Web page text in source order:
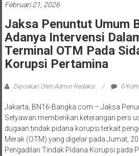
Februari 21, 2026
Jaksa Penuntut Umum
Adanya Intervensi
Terminal OTM Pada
Korupsi Pertamina
Diposkan Oleh:Admin Redaksi 0
Jakarta, BN16-Bangka.com – Jaksa
Setyawan memberikan keterangan pers
dugaan tindak pidana korupsi terkait
Merak (OTM) yang digelar pada Jumat,
Pengadilan Tindak Pidana Korupsi pada